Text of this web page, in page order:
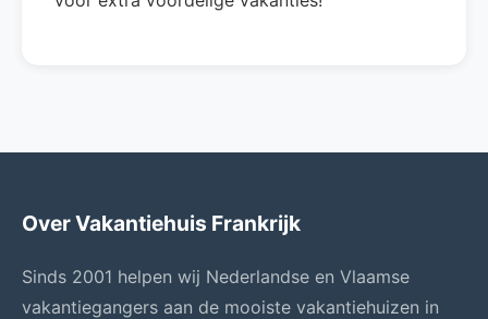
Over Vakantiehuis Frankrijk
Sinds 2001 helpen wij Nederlandse en Vlaamse
vakantiegangers aan de mooiste vakantiehuizen in